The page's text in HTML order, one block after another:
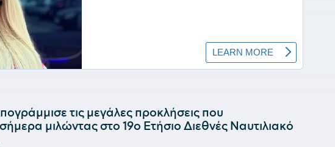
τις μεγάλες προκλήσεις που
σήμερα μιλώντας στο 19ο Ετήσιο Διεθνές Ναυτιλιακό